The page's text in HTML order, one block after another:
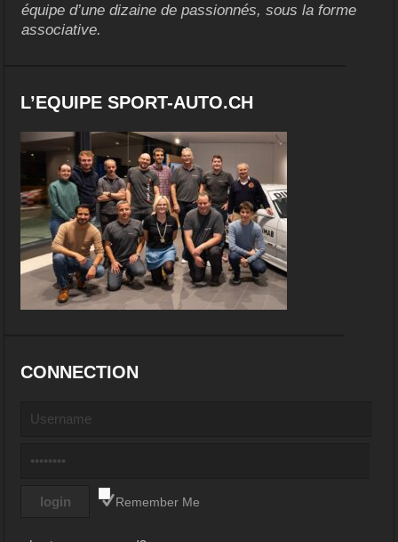
équipe d’une dizaine de passionnés, sous la forme
associative.
L’EQUIPE SPORT-AUTO.CH
CONNECTION
Remember Me